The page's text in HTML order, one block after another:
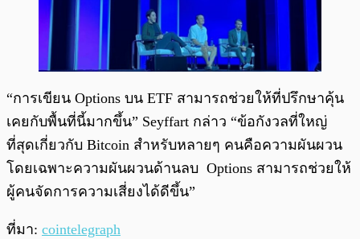
“การเขียน Options บน ETF สามารถช่วยให้ที่ปรึกษาคุ้น
เคยกับพื้นที่นี้มากขึ้น” Seyffart กล่าว “ข้อกังวลที่ใหญ่
ที่สุดเกี่ยวกับ Bitcoin สำหรับหลายๆ คนคือความผันผวน
โดยเฉพาะความผันผวนด้านลบ Options สามารถช่วยให้
ผู้คนจัดการความเสี่ยงได้ดีขึ้น”
ที่มา: cointelegraph